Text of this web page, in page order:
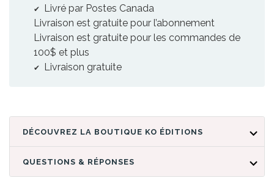
Livré par Postes Canada
Livraison est gratuite pour l’abonnement
Livraison est gratuite pour les commandes de
100$ et plus
Livraison gratuite
DÉCOUVREZ LA BOUTIQUE KO ÉDITIONS
QUESTIONS & RÉPONSES